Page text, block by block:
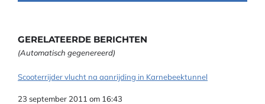
GERELATEERDE BERICHTEN
(Automatisch gegenereerd)
Scooterrijder vlucht na aanrijding in Karnebeektunnel
Datum
23 september 2011 om 16:43